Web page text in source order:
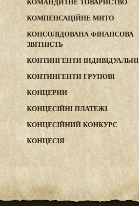
КОМПЕНСАЦІЙНЕ МИТО
КОНСОЛІДОВАНА ФІНАНСОВА
ЗВІТНІСТЬ
КОНТИНГЕНТИ ІНДИВІДУАЛЬНІ
КОНТИНГЕНТИ ГРУПОВІ
КОНЦЕРНИ
КОНЦЕСІЙНІ ПЛАТЕЖІ
КОНЦЕСІЙНИЙ КОНКУРС
КОНЦЕСІЯ